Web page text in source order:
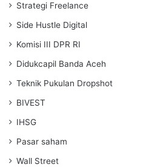
Strategi Freelance
Side Hustle Digital
Komisi III DPR RI
Didukcapil Banda Aceh
Teknik Pukulan Dropshot
BIVEST
IHSG
Pasar saham
Wall Street